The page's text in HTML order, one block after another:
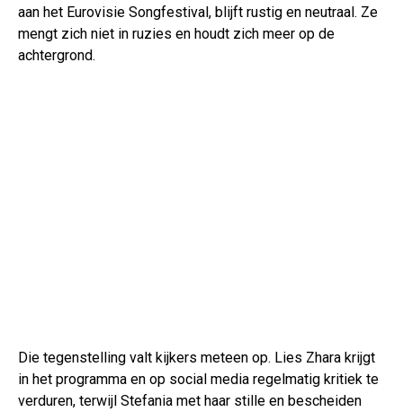
aan het Eurovisie Songfestival, blijft rustig en neutraal. Ze
mengt zich niet in ruzies en houdt zich meer op de
achtergrond.
Die tegenstelling valt kijkers meteen op. Lies Zhara krijgt
in het programma en op social media regelmatig kritiek te
verduren, terwijl Stefania met haar stille en bescheiden